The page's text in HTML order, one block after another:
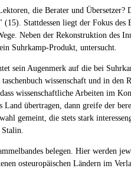
die Berater und
Stattdessen liegt der Fokus des
Neben der Rekonstruktion
Suhrkamp-Produkt, untersucht.
sein Augenmerk auf die bei
wissenschaft und in
wissenschaftliche Arbeiten im
übertragen, dann greife der
gemeint, die stets stark
belegen. Hier werden
osteuropäischen Ländern im